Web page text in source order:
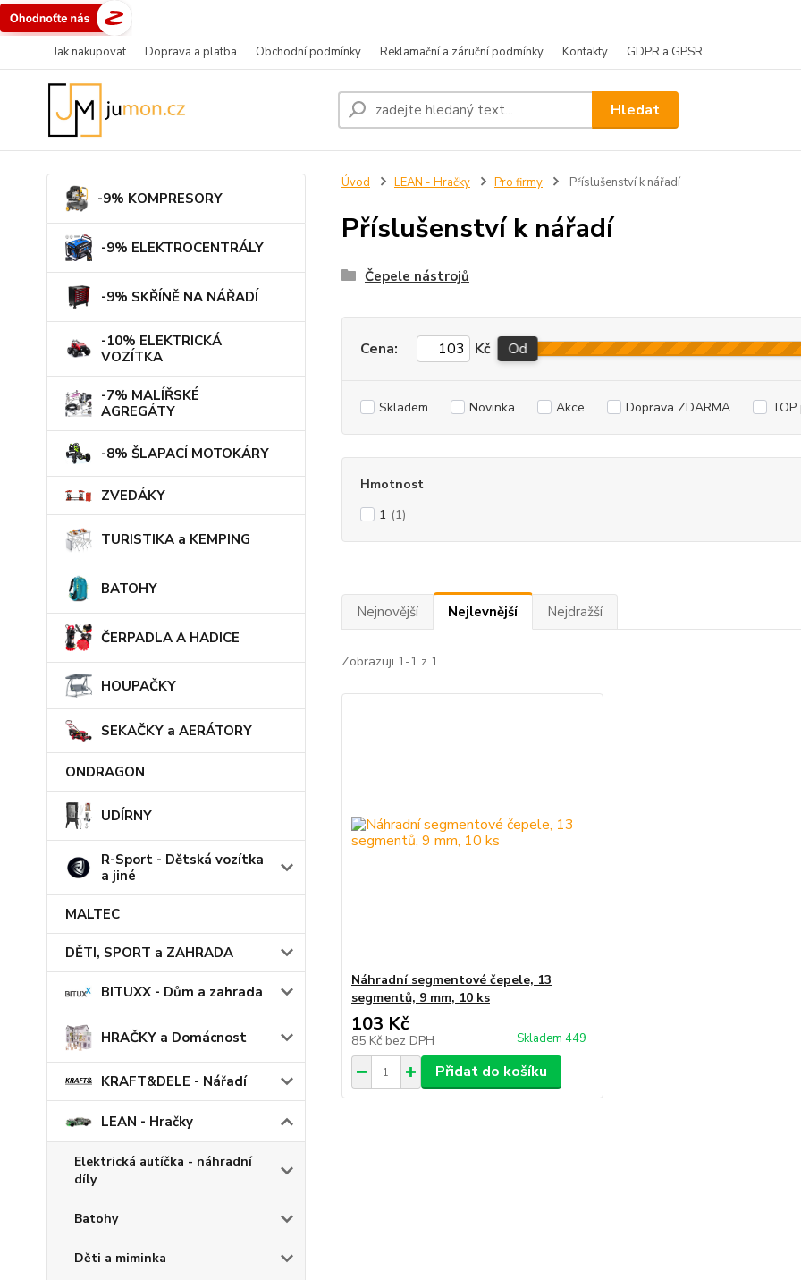
Jak nakupovat Doprava a platba Obchodní podmínky Reklamační a záruční podmínky Kontakty GDPR a GPSR
Hledat
-9% KOMPRESORY
-9% ELEKTROCENTRÁLY
-9% SKŘÍNĚ NA NÁŘADÍ
-10% ELEKTRICKÁ
VOZÍTKA
-7% MALÍŘSKÉ
AGREGÁTY
-8% ŠLAPACÍ MOTOKÁRY
ZVEDÁKY
TURISTIKA a KEMPING
BATOHY
ČERPADLA A HADICE
HOUPAČKY
SEKAČKY a AERÁTORY
ONDRAGON
UDÍRNY
R-Sport - Dětská vozítka
a jiné
MALTEC
DĚTI, SPORT a ZAHRADA
BITUXX - Dům a zahrada
HRAČKY a Domácnost
KRAFT&DELE - Nářadí
LEAN - Hračky
Elektrická autíčka - náhradní
díly
Batohy
Děti a miminka
Úvod LEAN - Hračky Pro firmy Příslušenství k nářadí
Příslušenství k nářadí
Čepele nástrojů
Cena: Kč Od
Skladem Novinka Akce Doprava ZDARMA
Hmotnost
1 (1)
Nejnovější Nejlevnější Nejdražší
Zobrazuji 1-1 z 1
Náhradní segmentové čepele, 13
segmentů, 9 mm, 10 ks
103 Kč
85 Kč bez DPH Skladem 449
Přidat do košíku